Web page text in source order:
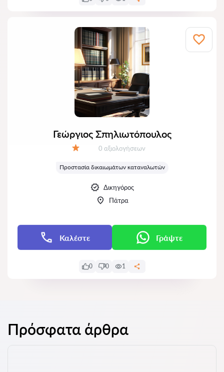
Γεώργιος Σπηλιωτόπουλος
Αξιολογήσεις:
0 αξιολογήσεων
Προστασία δικαιωμάτων καταναλωτών
Δικηγόρος
Πάτρα
Καλέστε Γράψτε
0 0 1
Πρόσφατα άρθρα